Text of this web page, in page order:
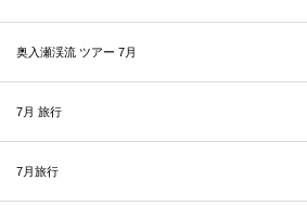
奥入瀬渓流 ツアー 7月
7月 旅行
7月旅行